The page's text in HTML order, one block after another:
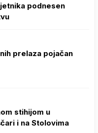
podnesen
prelaza pojačan
stihijom u
i na Stolovima